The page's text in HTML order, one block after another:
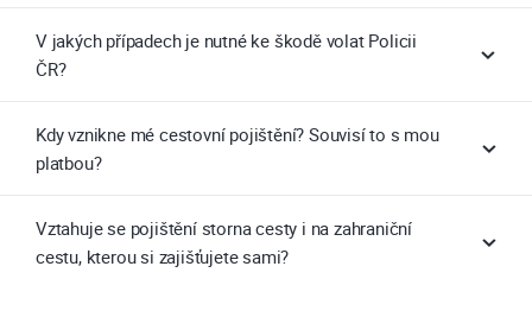
V jakých případech je nutné ke škodě volat Policii
ČR?
Kdy vznikne mé cestovní pojištění? Souvisí to s mou
platbou?
Vztahuje se pojištění storna cesty i na zahraniční
cestu, kterou si zajišťujete sami?